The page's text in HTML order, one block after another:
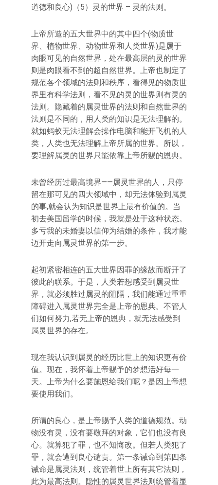
道德和良心)（5）灵的世界 – 灵的法则。
上帝所造的五大世界中的其中四个(物质世
界、植物世界、动物世界和人类世界)是属于
肉眼可见的自然世界，处在最高层的灵的世界
则是肉眼看不到的超自然世界。上帝也制定了
规范各个领域的法则和秩序，看得见的物质世
界里有科学法则，看不见的灵的世界则有灵的
法则。隐藏着的属灵世界的法则和自然世界的
法则是不同的，用人类的知识是无法理解的。
就如蚂蚁无法理解会操作电脑和能开飞机的人
类，人类也无法理解上帝所属的世界。所以，
要理解属灵的世界只能依靠上帝所赐的恩典。
未曾经历过最高境界——属灵世界的人，只停
留在那可见的四大领域中，却无法体验到属灵
的事,就会认为知识是世界上最有价值的。当
初去美国留学的时候，我就是处于这种状态。
多亏我的未婚妻以信仰为结婚的条件，我才能
迈开走向属灵世界的第一步。
起初紧密相连的五大世界因罪的缘故而断开了
彼此的联系。于是，人类若想感受到属灵世
界，就必须胜过属灵的阻隔，我们能通过重重
障碍进入属灵世界完全是上帝的恩典。不管人
们如何努力,若无上帝的恩典，就无法感受到
属灵世界的存在。
现在我认识到属灵的经历比世上的知识更有价
值。现在，我怀着上帝赐予的梦想活好每一
天。上帝为什么要施恩给我们呢？是因上帝想
要使用我们。
所谓的良心，是上帝赐予人类的道德规范。动
物没有灵，没有要敬拜的对象，它们也没有良
心。就算犯了罪，也不知悔改。但若人类犯了
罪，就会遭到良心谴责。第一条诫命到第四条
诫命是属灵法则，统管着世上所有其它法则，
此为最高法则。隐性的属灵世界法则统管着显